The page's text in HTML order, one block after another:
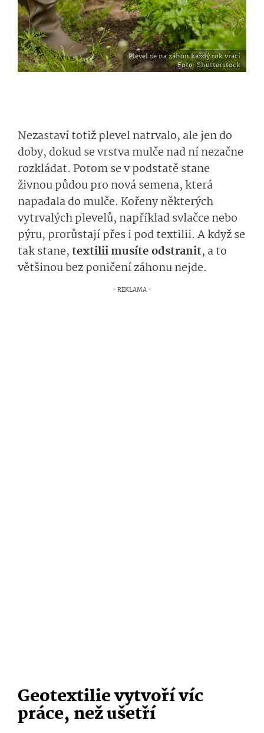
Plevel se na záhon každý rok vrací
Foto: Shutterstock
Nezastaví totiž plevel natrvalo, ale jen do
doby, dokud se vrstva mulče nad ní nezačne
rozkládat. Potom se v podstatě stane
živnou půdou pro nová semena, která
napadala do mulče. Kořeny některých
vytrvalých plevelů, například svlačce nebo
pýru, prorůstají přes i pod textilii. A když se
tak stane,textilii musíte odstranit, a to
většinou bez poničení záhonu nejde.
Geotextilie vytvoří víc
práce, než ušetří